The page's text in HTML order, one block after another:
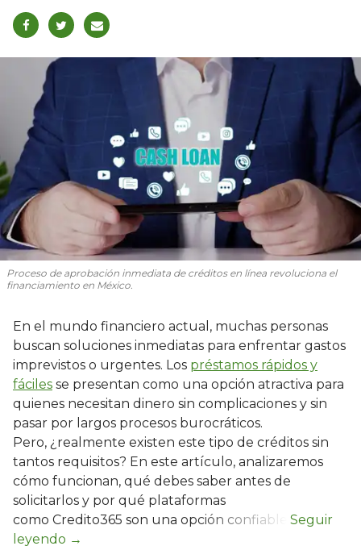
Proceso de aprobación inmediata de créditos en línea revoluciona el
financiamiento en México.
En el mundo financiero actual, muchas personas
buscan soluciones inmediatas para enfrentar gastos
imprevistos o urgentes. Los préstamos rápidos y
fáciles se presentan como una opción atractiva para
quienes necesitan dinero sin complicaciones y sin
pasar por largos procesos burocráticos.
Pero, ¿realmente existen este tipo de créditos sin
tantos requisitos? En este artículo, analizaremos
cómo funcionan, qué debes saber antes de
solicitarlos y por qué plataformas
como Credito365 son una opción confiable.